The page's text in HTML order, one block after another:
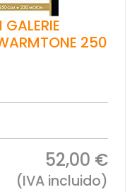
250
52,00 €
(IVA incluido)